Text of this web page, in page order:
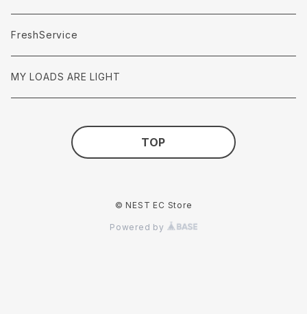
FreshService
MY LOADS ARE LIGHT
TOP
© NEST EC Store
Powered by